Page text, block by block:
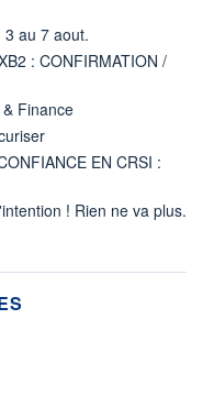
3 au 7 aout.
: CONFIRMATION /
Finance
EN CRSI :
! Rien ne va plus.